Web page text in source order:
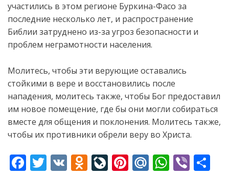
участились в этом регионе Буркина-Фасо за
последние несколько лет, и распространение
Библии затруднено из-за угроз безопасности и
проблем неграмотности населения.
Молитесь, чтобы эти верующие оставались
стойкими в вере и восстановились после
нападения, молитесь также, чтобы Бог предоставил
им новое помещение, где бы они могли собираться
вместе для общения и поклонения. Молитесь также,
чтобы их противники обрели веру во Христа.
F T V O Li Pi M W Vi